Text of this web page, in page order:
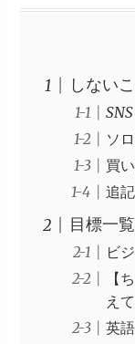
しない
SNS
ソ
買
追
目標一覧
ビ
【
え
英